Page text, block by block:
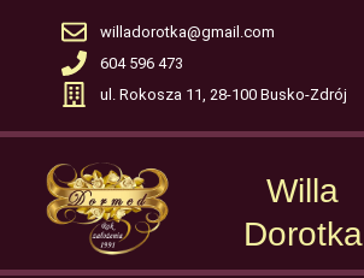
willadorotka@gmail.com
604 596 473
ul. Rokosza 11, 28-100 Busko-Zdrój
Willa
Dorotka